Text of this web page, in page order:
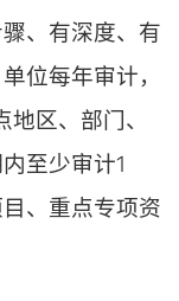
、有深度、有
位每年审计，
区、部门、
至少审计1
、重点专项资